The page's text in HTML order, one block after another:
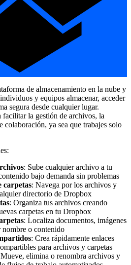
de almacenamiento en la nube y
y equipos almacenar, acceder
segura desde cualquier lugar.
facilitar la gestión de archivos, la
colaboración, ya sea que trabajes solo
: Sube cualquier archivo a tu
bajo demanda sin problemas
carpetas: Navega por los archivos y
directorio de Dropbox
: Organiza tus archivos creando
carpetas en tu Dropbox
: Localiza documentos, imágenes
nombre o contenido
: Crea rápidamente enlaces
para archivos y carpetas
elimina o renombra archivos y